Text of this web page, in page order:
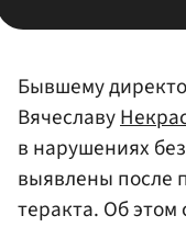
Бывшему
Вячеславу
в нарушениях
выявлены после
теракта. Об